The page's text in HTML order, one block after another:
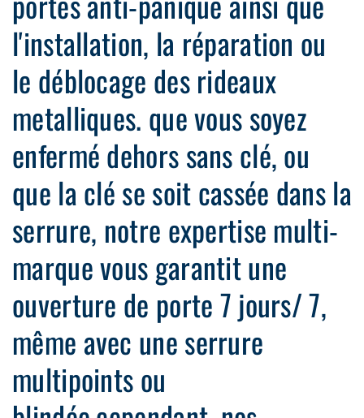
l'installation, la réparation ou
le déblocage des rideaux
metalliques. que vous soyez
enfermé dehors sans clé, ou
que la clé se soit cassée dans la
serrure, notre expertise multi-
marque vous garantit une
ouverture de porte 7 jours/ 7,
même avec une serrure
multipoints ou